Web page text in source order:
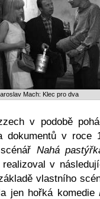
Mach: Klec pro dva
v podobě
dokumentů v roce
Nahá
v
vlastního
jen hořká komedie